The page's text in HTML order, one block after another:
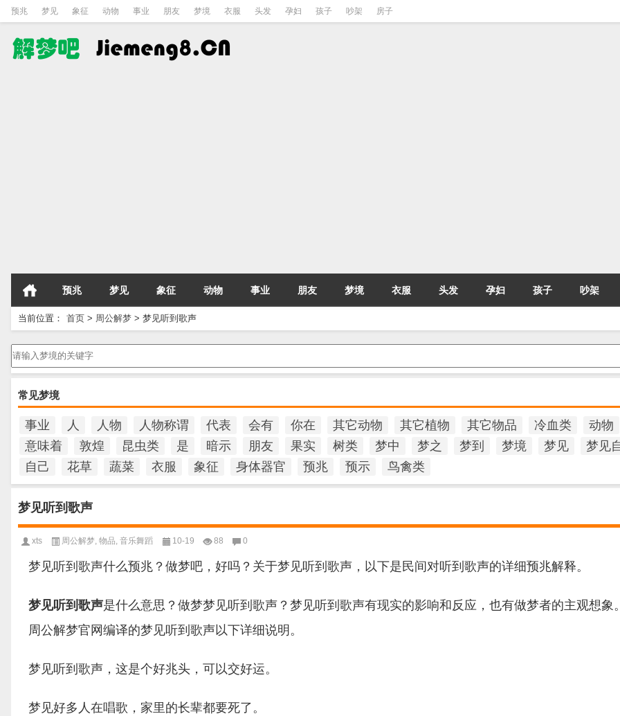
预兆 梦见 象征 动物 事业 朋友 梦境 衣服 头发 孕妇 孩子 吵架 房子
预兆 梦见 象征 动物 事业 朋友 梦境 衣服 头发 孕妇 孩子 吵架
当前位置： 首页 > 周公解梦 > 梦见听到歌声
请输入梦境的关键字
常见梦境
事业 人 人物 人物称谓 代表 会有 你在 其它动物 其它植物 其它物品 冷血类
动物
意味着
敦煌 昆虫类 是 暗示 朋友 果实 树类 梦中 梦之 梦到 梦境 梦见
梦见
自己
花草 蔬菜 衣服 象征 身体器官 预兆 预示 鸟禽类
梦见听到歌声
xts 周公解梦, 物品, 音乐舞蹈 10-19 88 0
梦见听到歌声什么预兆？做梦吧，好吗？关于梦见听到歌声，以下是民间对听到歌声的详细预兆解释。
梦见听到歌声是什么意思？做梦梦见听到歌声？梦见听到歌声有现实的影响和反应，也有做梦者的主观想象
周公解梦官网编译的梦见听到歌声以下详细说明。
梦见听到歌声，这是个好兆头，可以交好运。
梦见好多人在唱歌，家里的长辈都要死了。